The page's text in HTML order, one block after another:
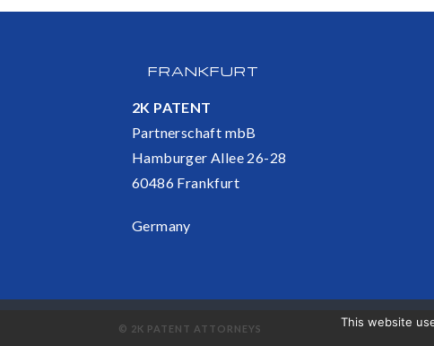
FRANKFURT
2K PATENT
Partnerschaft mbB
Hamburger Allee 26-28
60486 Frankfurt
Germany
© 2K PATENT ATTORNEYS This website